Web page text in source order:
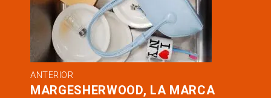
ANTERIOR
MARGESHERWOOD, LA MARCA